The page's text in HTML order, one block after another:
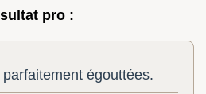
pro :
égouttées.